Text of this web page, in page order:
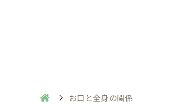
お口と全身の関係